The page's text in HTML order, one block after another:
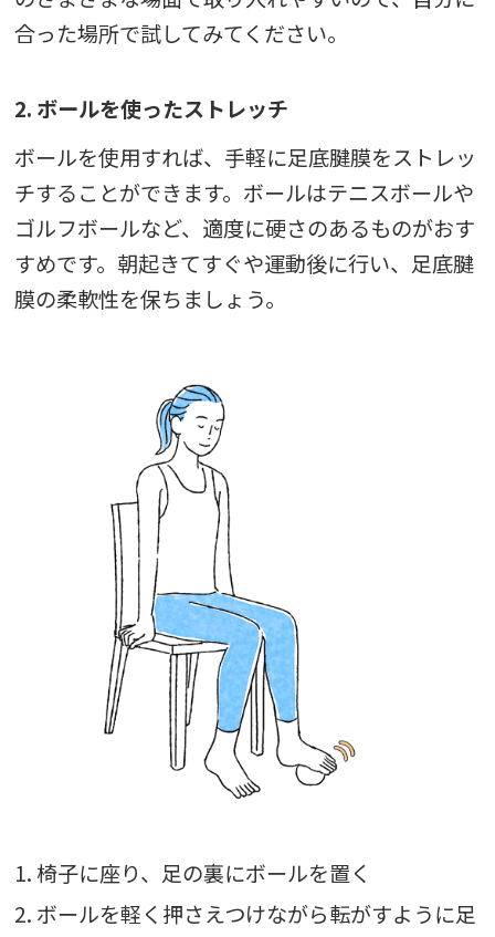
合った場所で試してみてください。
2. ボールを使ったストレッチ
ボールを使用すれば、手軽に足底腱膜をストレッ
チすることができます。ボールはテニスボールや
ゴルフボールなど、適度に硬さのあるものがおす
すめです。朝起きてすぐや運動後に行い、足底腱
膜の柔軟性を保ちましょう。
1. 椅子に座り、足の裏にボールを置く
2. ボールを軽く押さえつけながら転がすように足